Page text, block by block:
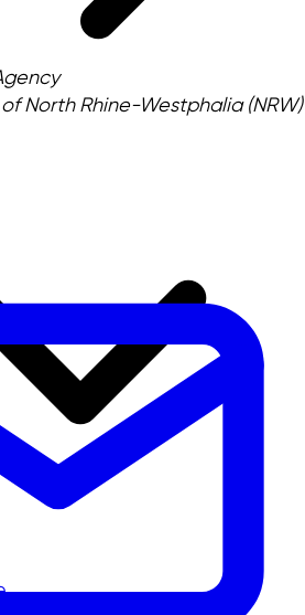
North Rhine-Westphalia (NRW)